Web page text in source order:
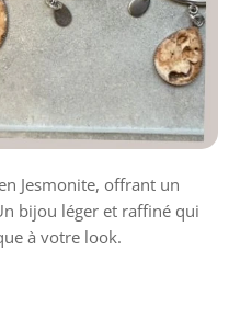
Jesmonite, offrant un
bijou léger et raffiné qui
à votre look.